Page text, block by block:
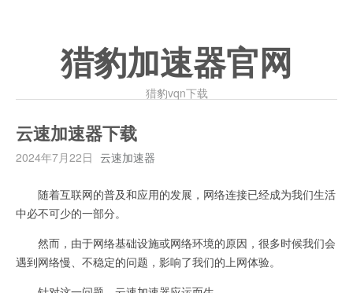
猎豹加速器官网
猎豹vqn下载
云速加速器下载
2024年7月22日 云速加速器
随着互联网的普及和应用的发展，网络连接已经成为我们生活
中必不可少的一部分。
然而，由于网络基础设施或网络环境的原因，很多时候我们会
遇到网络慢、不稳定的问题，影响了我们的上网体验。